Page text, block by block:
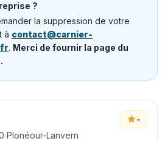
?
la suppression de votre
à contact@carnier-
. Merci de fournir la page du
Plonéour-Lanvern
-